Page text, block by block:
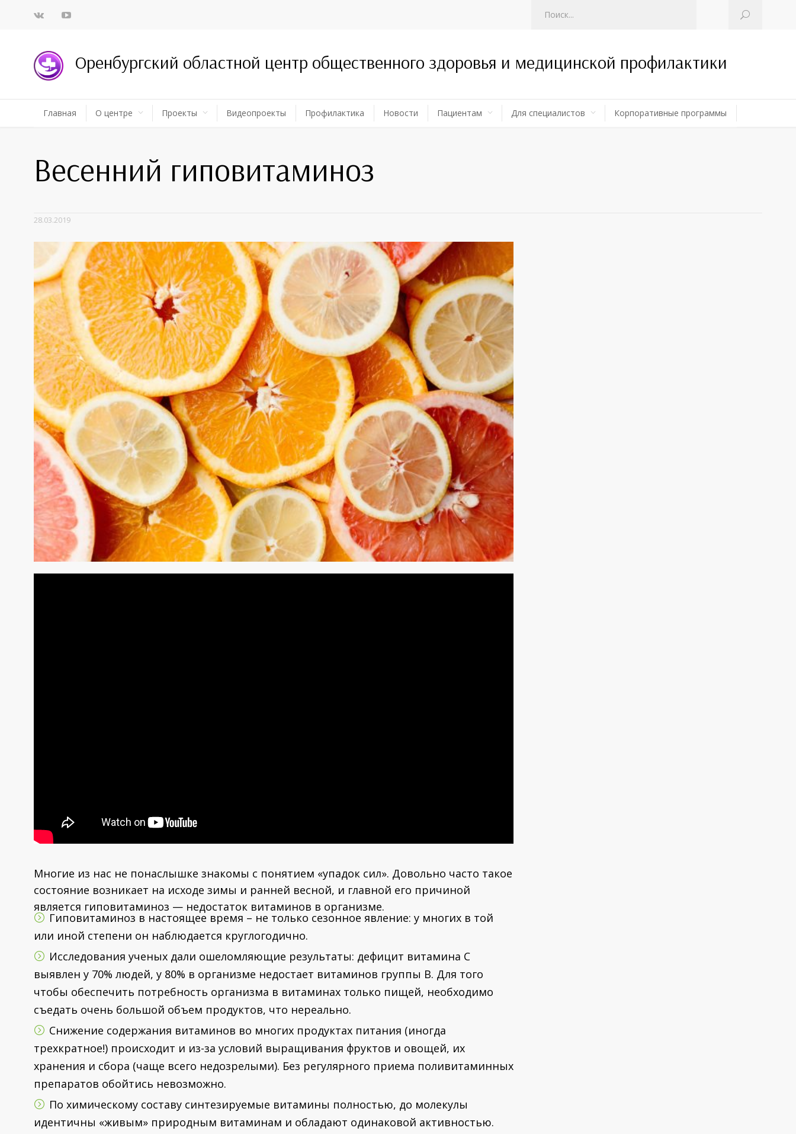
Оренбургский областной центр общественного здоровья и медицинской профилактики
Главная О центре Проекты Видеопроекты Профилактика Новости Пациентам Для специалистов Корпоративные программы
Весенний гиповитаминоз
28.03.2019
Многие из нас не понаслышке знакомы с понятием «упадок сил». Довольно часто такое
состояние возникает на исходе зимы и ранней весной, и главной его причиной
является гиповитаминоз — недостаток витаминов в организме.
Гиповитаминоз в настоящее время – не только сезонное явление: у многих в той
или иной степени он наблюдается круглогодично.
Исследования ученых дали ошеломляющие результаты: дефицит витамина С
выявлен у 70% людей, у 80% в организме недостает витаминов группы В. Для того
чтобы обеспечить потребность организма в витаминах только пищей, необходимо
съедать очень большой объем продуктов, что нереально.
Снижение содержания витаминов во многих продуктах питания (иногда
трехкратное!) происходит и из-за условий выращивания фруктов и овощей, их
хранения и сбора (чаще всего недозрелыми). Без регулярного приема поливитаминных
препаратов обойтись невозможно.
По химическому составу синтезируемые витамины полностью, до молекулы
идентичны «живым» природным витаминам и обладают одинаковой активностью.